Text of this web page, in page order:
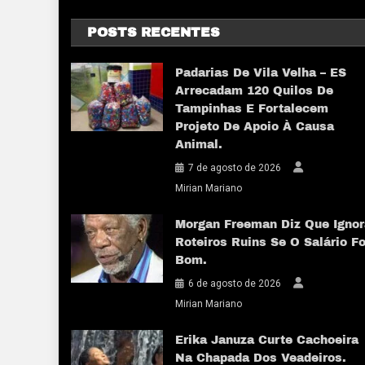
POSTS RECENTES
Padarias De Vila Velha – ES
Arrecadam 120 Quilos De
Tampinhas E Fortalecem
Projeto De Apoio À Causa
Animal.
7 de agosto de 2026
Mirian Mariano
Morgan Freeman Diz Que
Roteiros Ruins Se O Salário
Bom.
6 de agosto de 2026
Mirian Mariano
Erika Januza Curte Cachoeira
Na Chapada Dos Veadeiros.